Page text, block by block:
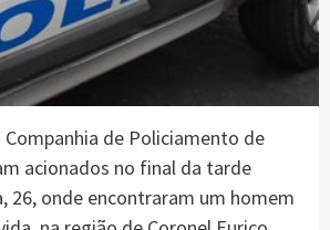
Companhia de Policiamento de
acionados no final da tarde
26, onde encontraram um homem